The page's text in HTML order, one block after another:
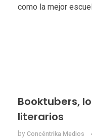
como la mejor
Booktubers,
literarios
by Concéntrika Medios